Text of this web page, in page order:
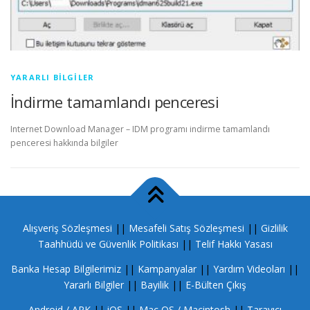
YARARLI BILGILER
İndirme tamamlandı penceresi
Internet Download Manager – IDM programı indirme tamamlandı
penceresi hakkında bilgiler
Alışveriş Sözleşmesi || Mesafeli Satış Sözleşmesi || Gizlilik
Taahhüdü ve Güvenlik Politikası || Telif Hakkı Yasası
Banka Hesap Bilgilerimiz || Kampanyalar || Yardım Videoları ||
Yararlı Bilgiler || Bayilik || E-Bülten Çıkış